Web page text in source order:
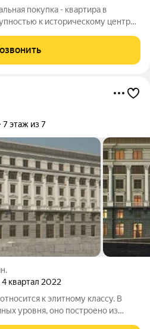
покупка - квартира в
к историческому центру
удобная и универсальная
7 этаж из 7
4 квартал 2022
к элитному классу. В
уровня, оно построено из